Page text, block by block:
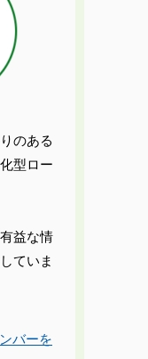
のある
型ロー
益な情
ていま
バーを